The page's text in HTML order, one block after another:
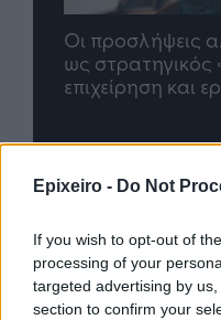
Epixeiro - Do Not
If you wish to opt-out of
processing of your
targeted advertising by
section to confirm your
TP Greece: Πώς
μέλλον του
Περισσότερα από το